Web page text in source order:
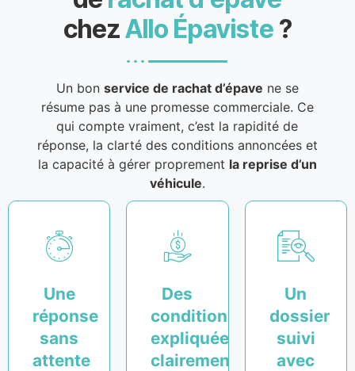
chezAllo Épaviste ?
Un bon service de rachat d’épave ne se
résume pas à une promesse commerciale. Ce
qui compte vraiment, c’est la rapidité de
réponse, la clarté des conditions annoncées et
la capacité à gérer proprement la reprise d’un
véhicule.
Une
réponse
sans
attente
Des
conditions
expliquées
clairement
Un
dossier
suivi
avec